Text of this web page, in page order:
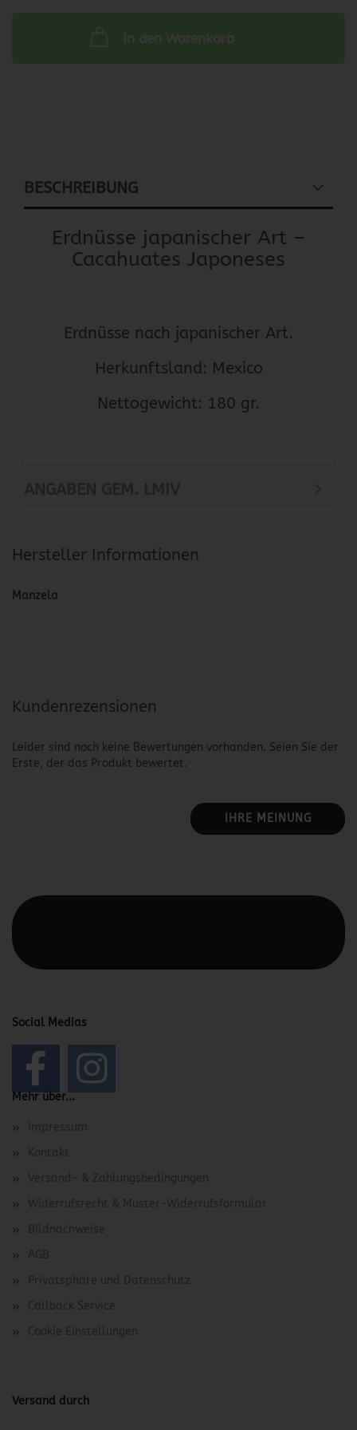
In den Warenkorb
BESCHREIBUNG
Erdnüsse japanischer Art –
Cacahuates Japoneses
Erdnüsse nach japanischer Art.
Herkunftsland: Mexico
Nettogewicht: 180 gr.
Hersteller Informationen
Manzela
Kundenrezensionen
Leider sind noch keine Bewertungen vorhanden. Seien Sie der
Erste, der das Produkt bewertet.
IHRE MEINUNG
Social Medias
Mehr über...
Impressum
Kontakt
Versand- & Zahlungsbedingungen
Widerrufsrecht & Muster-Widerrufsformular
Bildnachweise
AGB
Privatsphäre und Datenschutz
Callback Service
Cookie Einstellungen
Versand durch